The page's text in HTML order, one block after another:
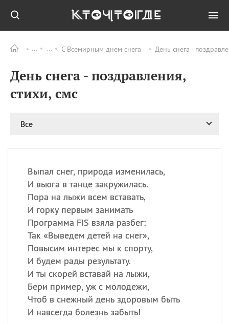
С Всемирным днем снега День снега -
День снега - поздравления,
стихи, смс
Все
Выпал снег, природа изменилась,
И вьюга в танце закружилась.
Пора на лыжи всем вставать,
И горку первым занимать
Программа FIS взяла разбег:
Так «Выведем детей на снег»,
Повысим интерес мы к спорту,
И будем рады результату.
И ты скорей вставай на лыжи,
Бери пример, уж с молодежи,
Чтоб в снежный день здоровым быть
И навсегда болезнь забыть!
ПРАЗДНИКИ Все
06.08 Преображение
Господне у западных
Романа и Давида
мучеников
07.08
маяка
Годовщина битвы при
Бояка
ИМЕНА
Сегодня празднуют именины
Анатолий